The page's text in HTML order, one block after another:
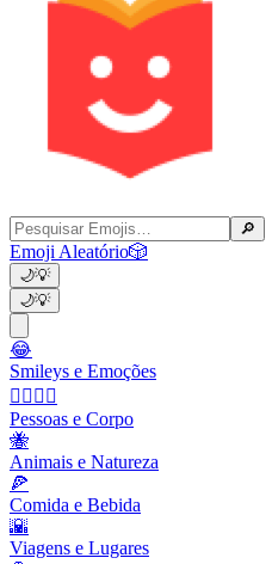
🔎
Emoji Aleatório🎲
🌙💡
🌙💡
😂
Smileys e Emoções
👩‍❤️‍💋‍👨
Pessoas e Corpo
🐝
Animais e Natureza
🍕
Comida e Bebida
🌇
Viagens e Lugares